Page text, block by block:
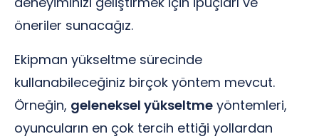
öneriler sunacağız.
Ekipman yükseltme sürecinde
kullanabileceğiniz birçok yöntem mevcut.
Örneğin, geleneksel yükseltme yöntemleri,
oyuncuların en çok tercih ettiği yollardan